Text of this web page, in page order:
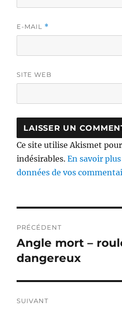
E-MAIL *
SITE WEB
Ce site utilise Akismet
indésirables.En savoir
données de vos
de
l’article
PRÉCÉDENT
Publication
précédente :
Angle mort –
dangereux
SUIVANT